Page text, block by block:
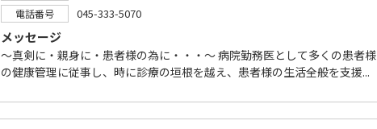
電話番号 045-333-5070
メッセージ
～真剣に・親身に・患者様の為に・・・～ 病院勤務医として多くの患者様
の健康管理に従事し、時に診療の垣根を越え、患者様の生活全般を支援...